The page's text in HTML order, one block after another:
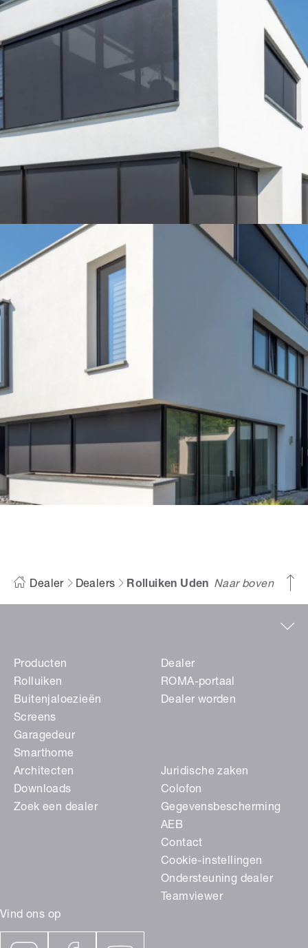
Dealer Dealers Rolluiken Uden Naar boven
Vind ons op
Producten
Rolluiken
Buitenjaloezieën
Screens
Garagedeur
Smarthome
Dealer
ROMA-portaal
Dealer worden
Architecten
Downloads
Zoek een dealer
Juridische zaken
Colofon
Gegevensbescherming
AEB
Contact
Cookie-instellingen
Ondersteuning dealer
Teamviewer